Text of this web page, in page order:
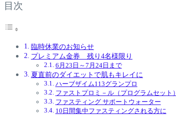
目次
臨時休業のお知らせ
プレミアム金券 残り4名様限り
6月23日～7月24日まで
夏直前のダイエットで肌もキレイに
ハーブザイム113グランプロ
ファストプロミ－ル（プログラムセット）
ファスティング サポートウォーター
10日間集中ファスティングされる方に